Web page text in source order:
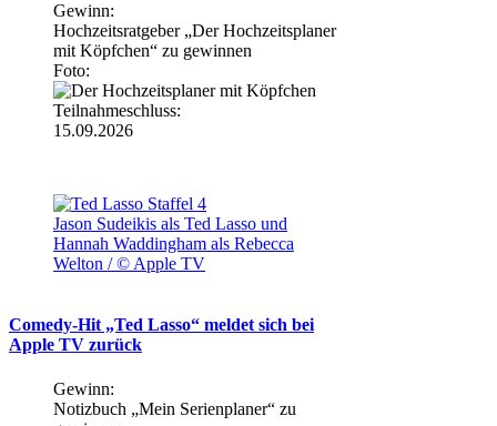
Gewinn:
Hochzeitsratgeber „Der Hochzeitsplaner
mit Köpfchen“ zu gewinnen
Foto:
Teilnahmeschluss:
15.09.2026
Jason Sudeikis als Ted Lasso und
Hannah Waddingham als Rebecca
Welton / © Apple TV
Comedy-Hit „Ted Lasso“ meldet sich bei
Apple TV zurück
Gewinn:
Notizbuch „Mein Serienplaner“ zu